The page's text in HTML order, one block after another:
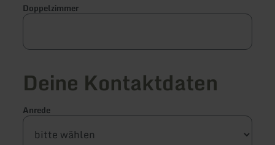
Doppelzimmer
Deine Kontaktdaten
Anrede